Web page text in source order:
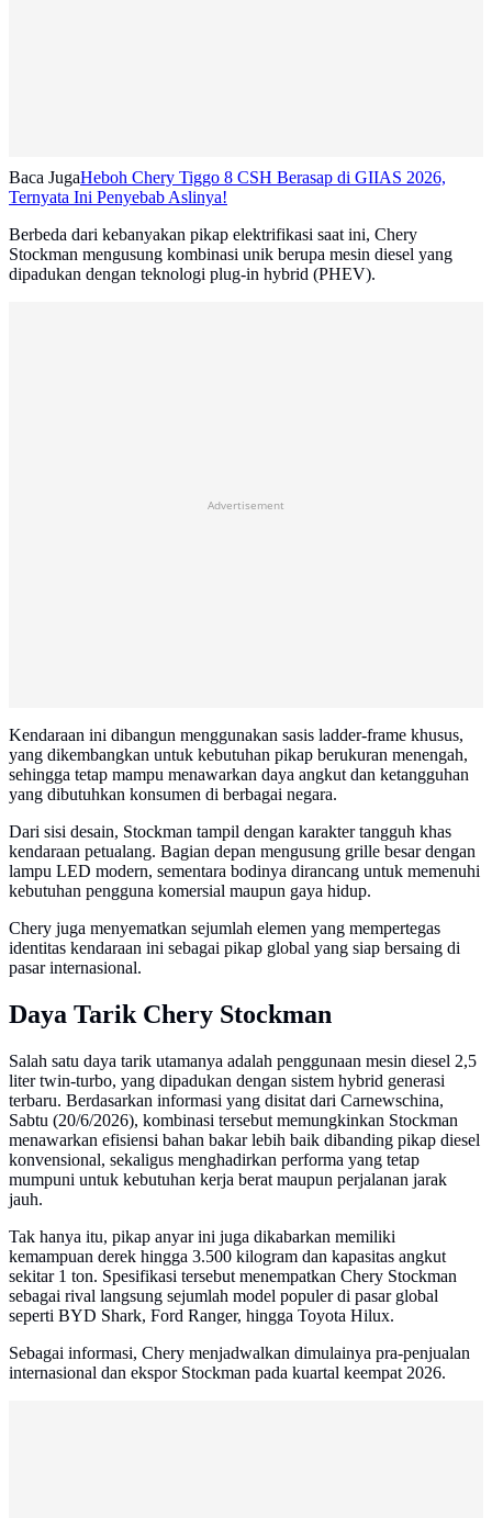
Baca JugaHeboh Chery Tiggo 8 CSH Berasap di GIIAS 2026,
Ternyata Ini Penyebab Aslinya!
Berbeda dari kebanyakan pikap elektrifikasi saat ini, Chery
Stockman mengusung kombinasi unik berupa mesin diesel yang
dipadukan dengan teknologi plug-in hybrid (PHEV).
Advertisement
Kendaraan ini dibangun menggunakan sasis ladder-frame khusus,
yang dikembangkan untuk kebutuhan pikap berukuran menengah,
sehingga tetap mampu menawarkan daya angkut dan ketangguhan
yang dibutuhkan konsumen di berbagai negara.
Dari sisi desain, Stockman tampil dengan karakter tangguh khas
kendaraan petualang. Bagian depan mengusung grille besar dengan
lampu LED modern, sementara bodinya dirancang untuk memenuhi
kebutuhan pengguna komersial maupun gaya hidup.
Chery juga menyematkan sejumlah elemen yang mempertegas
identitas kendaraan ini sebagai pikap global yang siap bersaing di
pasar internasional.
Daya Tarik Chery Stockman
Salah satu daya tarik utamanya adalah penggunaan mesin diesel 2,5
liter twin-turbo, yang dipadukan dengan sistem hybrid generasi
terbaru. Berdasarkan informasi yang disitat dari Carnewschina,
Sabtu (20/6/2026), kombinasi tersebut memungkinkan Stockman
menawarkan efisiensi bahan bakar lebih baik dibanding pikap diesel
konvensional, sekaligus menghadirkan performa yang tetap
mumpuni untuk kebutuhan kerja berat maupun perjalanan jarak
jauh.
Tak hanya itu, pikap anyar ini juga dikabarkan memiliki
kemampuan derek hingga 3.500 kilogram dan kapasitas angkut
sekitar 1 ton. Spesifikasi tersebut menempatkan Chery Stockman
sebagai rival langsung sejumlah model populer di pasar global
seperti BYD Shark, Ford Ranger, hingga Toyota Hilux.
Sebagai informasi, Chery menjadwalkan dimulainya pra-penjualan
internasional dan ekspor Stockman pada kuartal keempat 2026.